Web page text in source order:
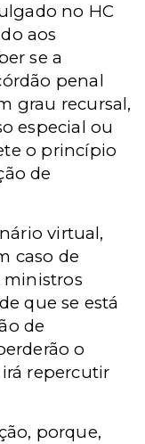
no HC
aos
se a
penal
grau recursal,
especial ou
o princípio
de
virtual,
caso de
ministros
que se está
de
o
repercutir
porque,